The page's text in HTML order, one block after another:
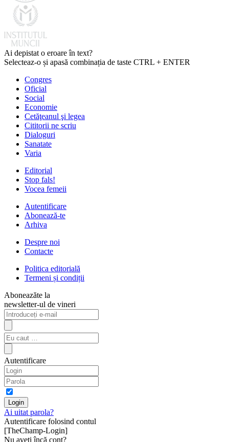
Ai depistat o eroare în text?
Selecteaz-o și apasă combinația de taste CTRL + ENTER
Congres
Oficial
Social
Economie
Cetăţeanul şi legea
Cititorii ne scriu
Dialoguri
Sanatate
Varia
Editorial
Stop fals!
Vocea femeii
Autentificare
Abonează-te
Arhiva
Despre noi
Contacte
Politica editorială
Termeni și condiții
Aboneazăte la
newsletter-ul de vineri
Autentificare
Ai uitat parola?
Autentificare folosind contul
[TheChamp-Login]
Nu aveți încă cont?